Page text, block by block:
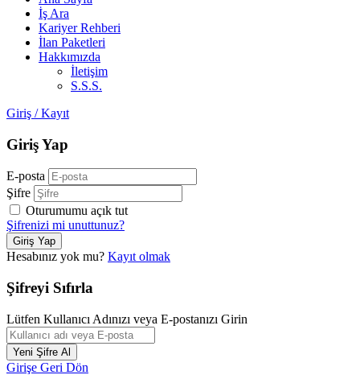
İş Ara
Kariyer Rehberi
İlan Paketleri
Hakkımızda
İletişim
S.S.S.
Giriş / Kayıt
Giriş Yap
E-posta
Şifre
Oturumumu açık tut
Şifrenizi mi unuttunuz?
Hesabınız yok mu? Kayıt olmak
Şifreyi Sıfırla
Lütfen Kullanıcı Adınızı veya E-postanızı Girin
Girişe Geri Dön